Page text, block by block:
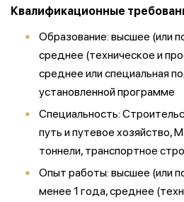
Квалификационные
Образование: высшее (или
среднее (техническое и
среднее или специальная
установленной программе
Специальность:
путь и путевое хозяйство,
тоннели, транспортное
Опыт работы: высшее (или
менее 1 года, среднее